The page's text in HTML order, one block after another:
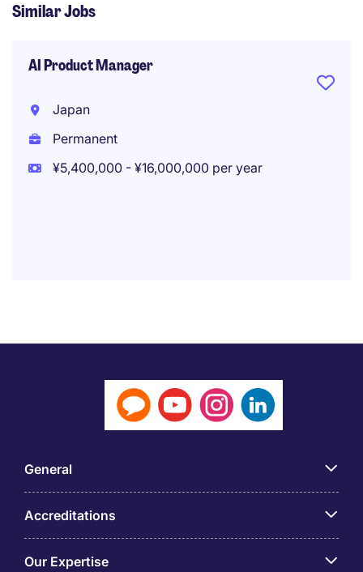
Similar Jobs
AI Product Manager
Japan
Permanent
¥5,400,000 - ¥16,000,000 per year
General
Accreditations
Our Expertise